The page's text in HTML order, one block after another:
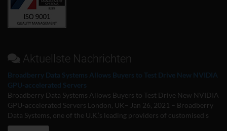
Aktuellste Nachrichten
Broadberry Data Systems Allows Buyers to Test Drive New NVIDIA
GPU-accelerated Servers
Broadberry Data Systems Allows Buyers to Test Drive New NVIDIA
GPU-accelerated Servers London, UK– Jan 26, 2021 – Broadberry
Data Systems, one of the U.K.’s leading providers of customised s